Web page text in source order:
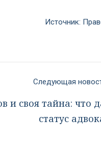
Источник:
Следующая
и своя тайна: что
статус